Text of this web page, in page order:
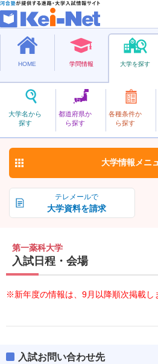
HOME 学問情報 大学を探す
大学名から
探す
都道府県か
ら探す
各種条件か
ら探す
私立
だいいちやっか
第一薬科大学
テレメールで
大学資料を請求
大学情報 メニ
第一薬科大学
入試日程・会場
※新年度の情報は、9月以降順次掲載し
入試お問い合わせ先